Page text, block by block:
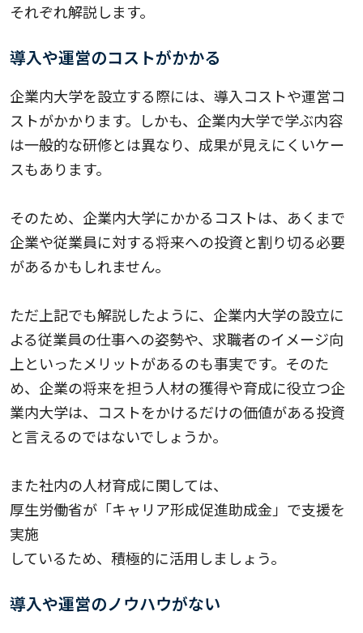
それぞれ解説します。
導入や運営のコストがかかる
企業内大学を設立する際には、導入コストや運営コ
ストがかかります。しかも、企業内大学で学ぶ内容
は一般的な研修とは異なり、成果が見えにくいケー
スもあります。
そのため、企業内大学にかかるコストは、あくまで
企業や従業員に対する将来への投資と割り切る必要
があるかもしれません。
ただ上記でも解説したように、企業内大学の設立に
よる従業員の仕事への姿勢や、求職者のイメージ向
上といったメリットがあるのも事実です。そのた
め、企業の将来を担う人材の獲得や育成に役立つ企
業内大学は、コストをかけるだけの価値がある投資
と言えるのではないでしょうか。
また社内の人材育成に関しては、
厚生労働省が「キャリア形成促進助成金」で支援を
実施
しているため、積極的に活用しましょう。
導入や運営のノウハウがない